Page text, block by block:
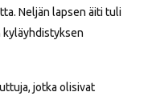
Neljän lapsen äiti tuli
kyläyhdistyksen
jotka olisivat